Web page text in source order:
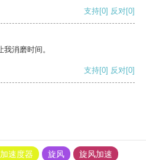
支持[0] 反对[0]
消磨时间。
支持[0] 反对[0]
速度器 旋风
旋风加速